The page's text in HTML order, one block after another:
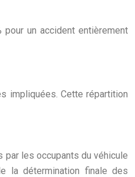
un accident entièrement
impliquées. Cette répartition
par les occupants du véhicule
la détermination finale des